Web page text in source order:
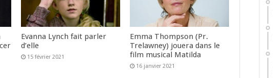
Evanna Lynch fait parler
d’elle
15 février 2021
Emma Thompson (Pr.
Trelawney) jouera dans le
film musical Matilda
16 janvier 2021